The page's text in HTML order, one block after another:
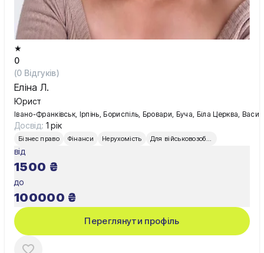
★
0
(0 Відгуків)
Еліна Л.
Юрист
Івано-Франківськ, Ірпінь, Бориспіль, Бровари, Буча, Біла Церква,
Досвід: 1 рік
Бізнес право Фінанси Нерухомість Для військовозобов’язаних
від
1500 ₴
до
100000 ₴
Переглянути профіль